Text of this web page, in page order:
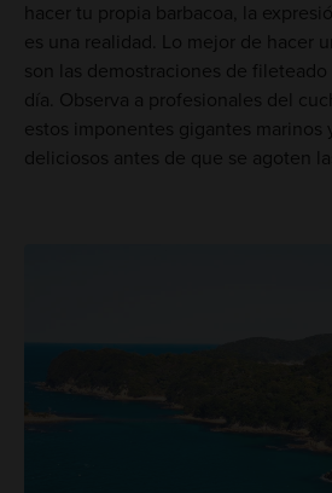
hacer tu propia barbacoa, la
es una realidad. Lo mejor de hacer
son las demostraciones de fileteado
día. Observa a profesionales del
estos imponentes gigantes marinos
deliciosos antes de que se agoten